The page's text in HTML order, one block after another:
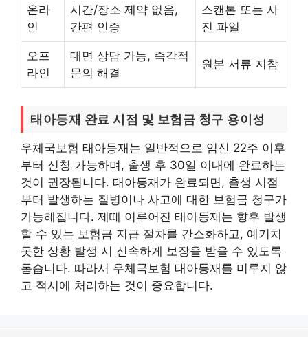
온라
인
시간/장소 제약 없음,
간편 인증
스캔본 또는 사
진 파일
오프
라인
대면 상담 가능, 즉각적
문의 해결
원본 서류 지참
태아등재 완료 시점 및 보험금 청구 용이성
우체국보험 태아등재는 일반적으로 임신 22주 이후
부터 신청 가능하며, 출생 후 30일 이내에 완료하는
것이 권장됩니다. 태아등재가 완료되면, 출생 시점
부터 발생하는 질병이나 사고에 대한 보험금 청구가
가능해집니다. 제때 이루어진 태아등재는 향후 발생
할 수 있는 보험금 지급 절차를 간소화하고, 예기치
못한 상황 발생 시 신속하게 보장을 받을 수 있도록
돕습니다. 따라서 우체국보험 태아등재를 미루지 않
고 적시에 처리하는 것이 중요합니다.